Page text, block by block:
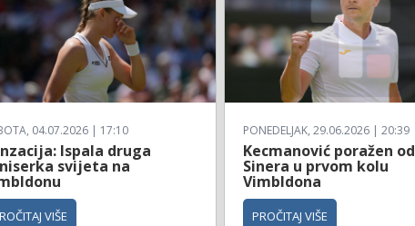
04.07.2026 | 17:10
Ispala druga
svijeta na
VIŠE
PONEDELJAK, 29.06.2026 | 20:39
Kecmanović poražen od
Sinera u prvom kolu
Vimbldona
PROČITAJ VIŠE